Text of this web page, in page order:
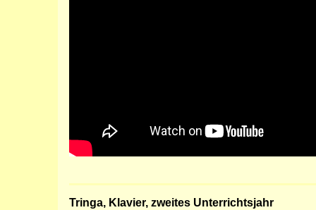
Tringa, Klavier, zweites Unterrichtsjahr